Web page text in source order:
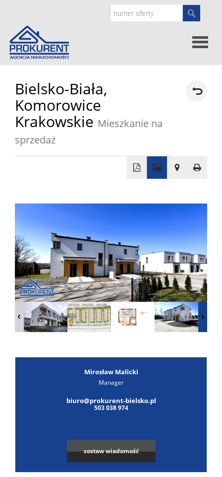
prawne
O
nas
Zgłoś
Zgłoś
ofertę
Bielsko-Biała,
Komorowice
Krakowskie Mieszkanie na
sprzedaż
−
Leaflet
Mirosław Malicki
Manager
biuro@prokurent-bielsko.pl
503 038 974
zostaw wiadomość